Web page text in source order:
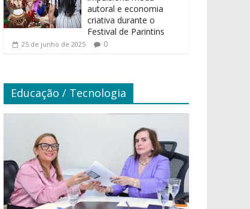
autoral e economia
criativa durante o
Festival de Parintins
25 de junho de 2025 0
Educação / Tecnologia